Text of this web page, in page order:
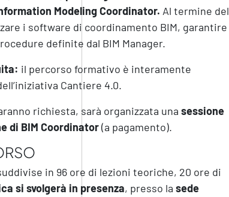
Modeling Coordinator. Al termine del
i software di coordinamento BIM, garantire
definite dal BIM Manager.
il percorso formativo è interamente
Cantiere 4.0.
richiesta, sarà organizzata una sessione
di BIM Coordinator(a pagamento).
in 96 ore di lezioni teoriche, 20 ore di
si svolgerà in presenza, presso la sede